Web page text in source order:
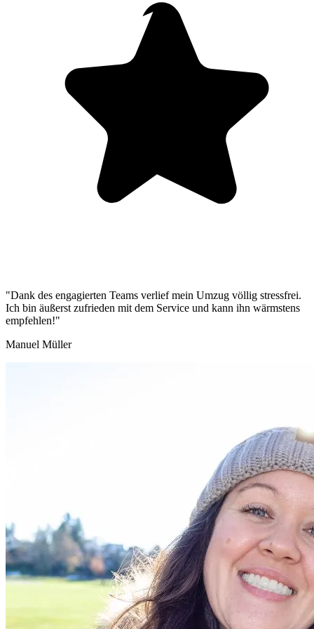
"Dank des engagierten Teams verlief mein Umzug völlig stressfrei.
Ich bin äußerst zufrieden mit dem Service und kann ihn wärmstens
empfehlen!"
Manuel Müller